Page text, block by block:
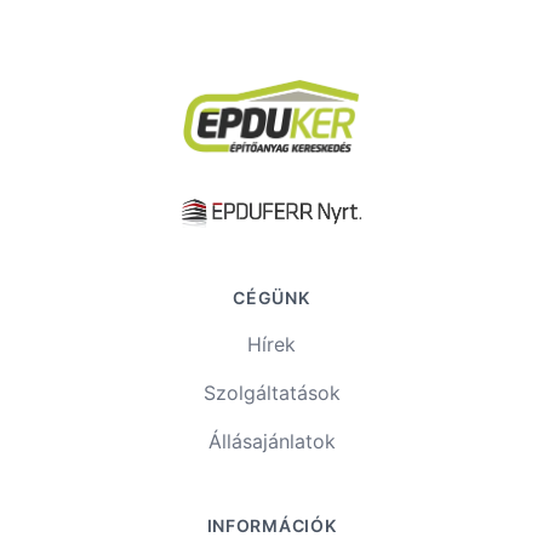
CÉGÜNK
Hírek
Szolgáltatások
Állásajánlatok
INFORMÁCIÓK